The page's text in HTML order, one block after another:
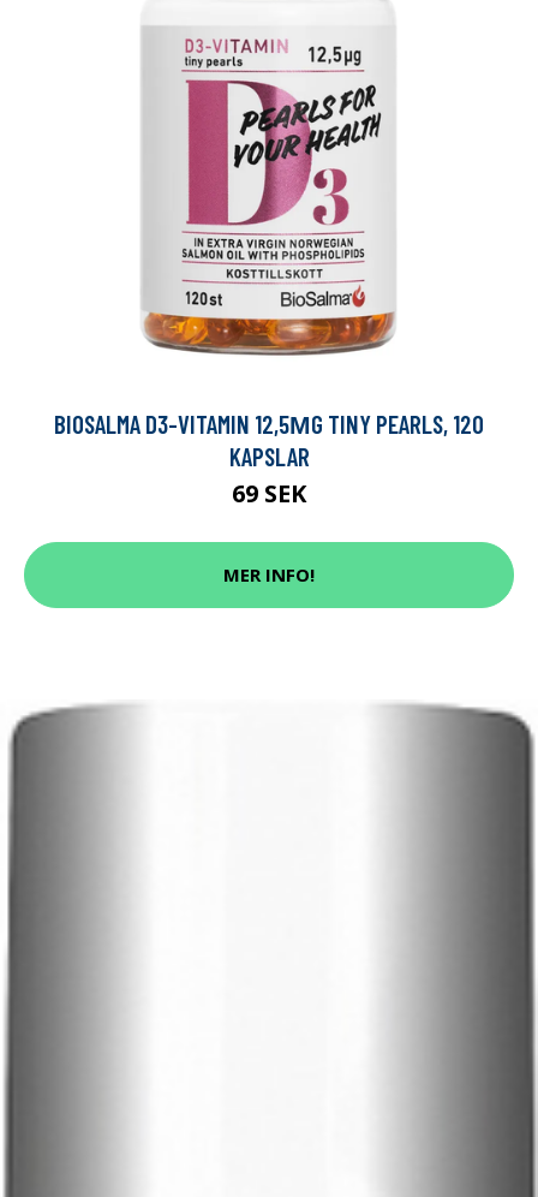
BIOSALMA D3-VITAMIN 12,5ΜG TINY PEARLS, 120
KAPSLAR
69 SEK
MER INFO!